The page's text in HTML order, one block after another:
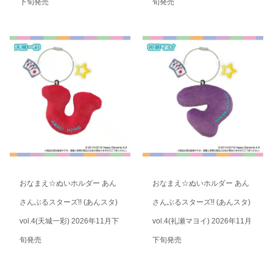
下旬発売 旬発売
おなまえ☆ぬいホルダー あん
さんぶるスターズ!! (あんスタ)
vol.4(天城一彩) 2026年11月下
旬発売
おなまえ☆ぬいホルダー あん
さんぶるスターズ!! (あんスタ)
vol.4(礼瀬マヨイ) 2026年11月
下旬発売